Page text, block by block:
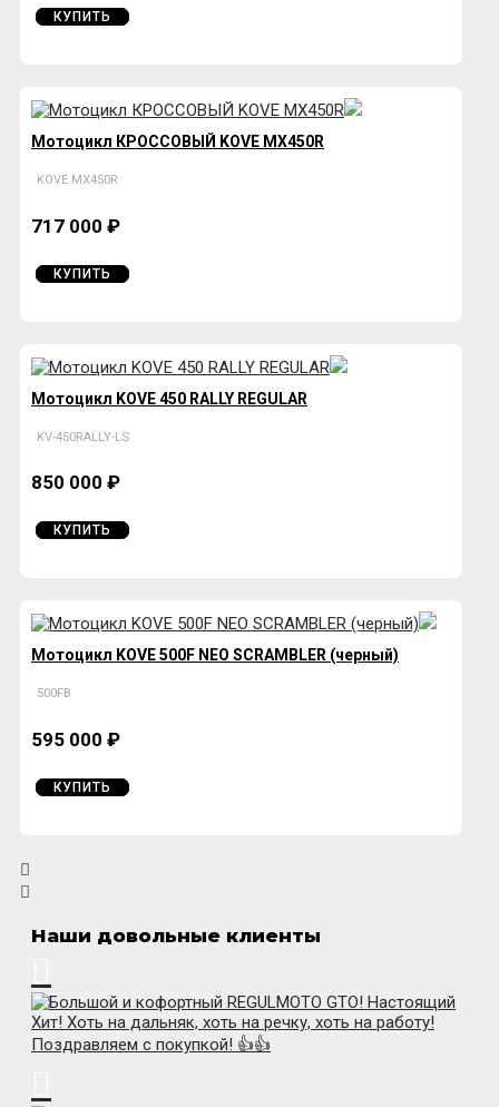
КУПИТЬ
Мотоцикл КРОССОВЫЙ KOVE MX450R
KOVE MX450R
717 000 ₽
КУПИТЬ
Мотоцикл KOVE 450 RALLY REGULAR
KV-450RALLY-LS
850 000 ₽
КУПИТЬ
Мотоцикл KOVE 500F NEO SCRAMBLER (черный)
500FB
595 000 ₽
КУПИТЬ
Наши довольные клиенты